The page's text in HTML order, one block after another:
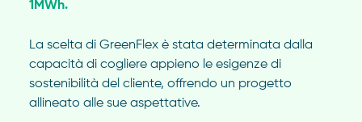
1MWh.
La scelta di GreenFlex è stata determinata dalla
capacità di cogliere appieno le esigenze di
sostenibilità del cliente, offrendo un progetto
allineato alle sue aspettative.